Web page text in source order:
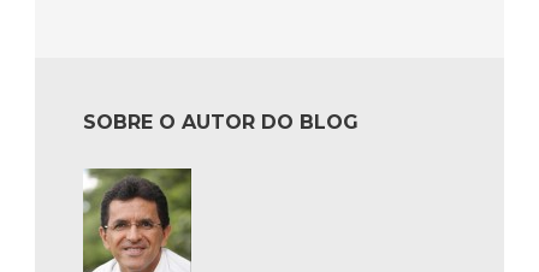
SOBRE O AUTOR DO BLOG